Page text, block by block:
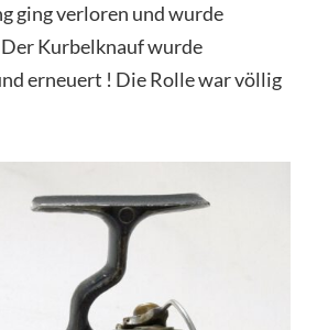
ging verloren und wurde
Kurbelknauf wurde
erneuert ! Die Rolle war völlig